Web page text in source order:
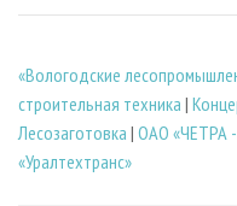
«Вологодские
строительная техника |
Лесозаготовка | ОАО «ЧЕТРА
«Уралтехтранс»